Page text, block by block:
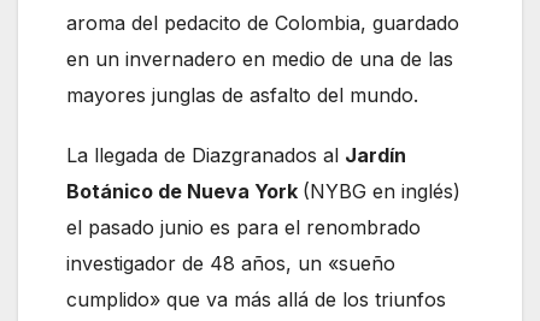
aroma del pedacito de Colombia, guardado
en un invernadero en medio de una de las
mayores junglas de asfalto del mundo.
La llegada de Diazgranados al Jardín
Botánico de Nueva York (NYBG en inglés)
el pasado junio es para el renombrado
investigador de 48 años, un «sueño
cumplido» que va más allá de los triunfos